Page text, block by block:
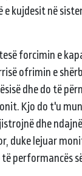
e kujdesit në
forcimin e
ofrimin e
dhe do të
Kjo do t'u
dhe
duke lejuar
performancës